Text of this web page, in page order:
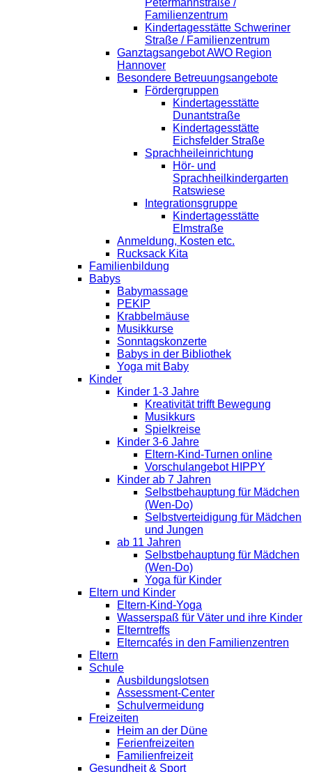
Petermannstraße /
Familienzentrum
Kindertagesstätte Schweriner
Straße / Familienzentrum
Ganztagsangebot AWO Region
Hannover
Besondere Betreuungsangebote
Fördergruppen
Kindertagesstätte
Dunantstraße
Kindertagesstätte
Eichsfelder Straße
Sprachheileinrichtung
Hör- und
Sprachheilkindergarten
Ratswiese
Integrationsgruppe
Kindertagesstätte
Elmstraße
Anmeldung, Kosten etc.
Rucksack Kita
Familienbildung
Babys
Babymassage
PEKIP
Krabbelmäuse
Musikkurse
Sonntagskonzerte
Babys in der Bibliothek
Yoga mit Baby
Kinder
Kinder 1-3 Jahre
Kreativität trifft Bewegung
Musikkurs
Spielkreise
Kinder 3-6 Jahre
Eltern-Kind-Turnen online
Vorschulangebot HIPPY
Kinder ab 7 Jahren
Selbstbehauptung für Mädchen
(Wen-Do)
Selbstverteidigung für Mädchen
und Jungen
ab 11 Jahren
Selbstbehauptung für Mädchen
(Wen-Do)
Yoga für Kinder
Eltern und Kinder
Eltern-Kind-Yoga
Wasserspaß für Väter und ihre Kinder
Elterntreffs
Elterncafés in den Familienzentren
Eltern
Schule
Ausbildungslotsen
Assessment-Center
Schulvermeidung
Freizeiten
Heim an der Düne
Ferienfreizeiten
Familienfreizeit
Gesundheit & Sport